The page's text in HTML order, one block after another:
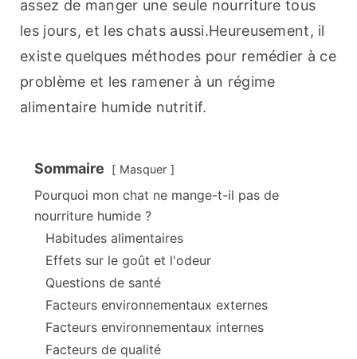
assez de manger une seule nourriture tous
les jours, et les chats aussi.Heureusement, il
existe quelques méthodes pour remédier à ce
problème et les ramener à un régime
alimentaire humide nutritif.
Sommaire Masquer
Pourquoi mon chat ne mange-t-il pas de
nourriture humide ?
Habitudes alimentaires
Effets sur le goût et l'odeur
Questions de santé
Facteurs environnementaux externes
Facteurs environnementaux internes
Facteurs de qualité